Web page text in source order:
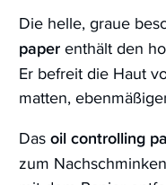
Die helle, graue
paper enthält den
Er befreit die Haut
matten,
Das oil controlling
zum